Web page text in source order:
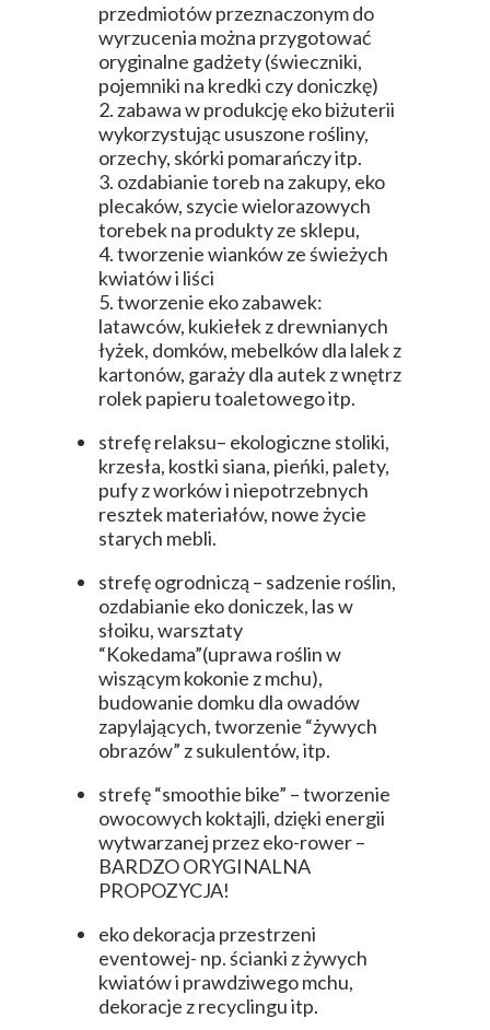
przedmiotów przeznaczonym do
wyrzucenia można przygotować
oryginalne gadżety (świeczniki,
pojemniki na kredki czy doniczkę)
2. zabawa w produkcję eko biżuterii
wykorzystując ususzone rośliny,
orzechy, skórki pomarańczy itp.
3. ozdabianie toreb na zakupy, eko
plecaków, szycie wielorazowych
torebek na produkty ze sklepu,
4. tworzenie wianków ze świeżych
kwiatów i liści
5. tworzenie eko zabawek:
latawców, kukiełek z drewnianych
łyżek, domków, mebelków dla lalek z
kartonów, garaży dla autek z wnętrz
rolek papieru toaletowego itp.
strefę relaksu– ekologiczne stoliki,
krzesła, kostki siana, pieńki, palety,
pufy z worków i niepotrzebnych
resztek materiałów, nowe życie
starych mebli.
strefę ogrodniczą – sadzenie roślin,
ozdabianie eko doniczek, las w
słoiku, warsztaty
“Kokedama”(uprawa roślin w
wiszącym kokonie z mchu),
budowanie domku dla owadów
zapylających, tworzenie “żywych
obrazów” z sukulentów, itp.
strefę “smoothie bike” – tworzenie
owocowych koktajli, dzięki energii
wytwarzanej przez eko-rower –
BARDZO ORYGINALNA
PROPOZYCJA!
eko dekoracja przestrzeni
eventowej- np. ścianki z żywych
kwiatów i prawdziwego mchu,
dekoracje z recyclingu itp.